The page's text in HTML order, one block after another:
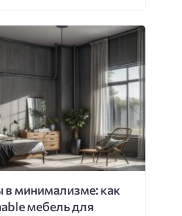
минимализме: как
мебель для